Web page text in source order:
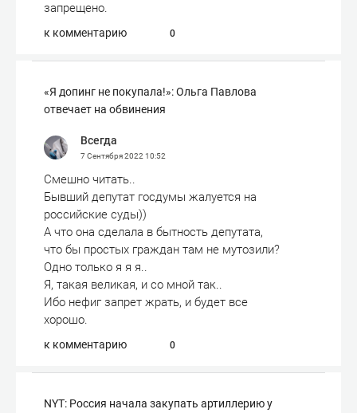
запрещено.
к комментарию 0
«Я допинг не покупала!»: Ольга Павлова
отвечает на обвинения
Всегда
7 Сентября 2022 10:52
Смешно читать..
Бывший депутат госдумы жалуется на
российские суды))
А что она сделала в бытность депутата,
что бы простых граждан там не мутозили?
Одно только я я я..
Я, такая великая, и со мной так..
Ибо нефиг запрет жрать, и будет все
хорошо.
к комментарию 0
NYT: Россия начала закупать артиллерию у